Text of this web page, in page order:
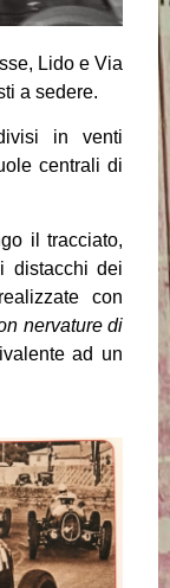
Lido e Via
a sedere.
in venti
centrali di
il tracciato,
distacchi dei
con
nervature di
ad un